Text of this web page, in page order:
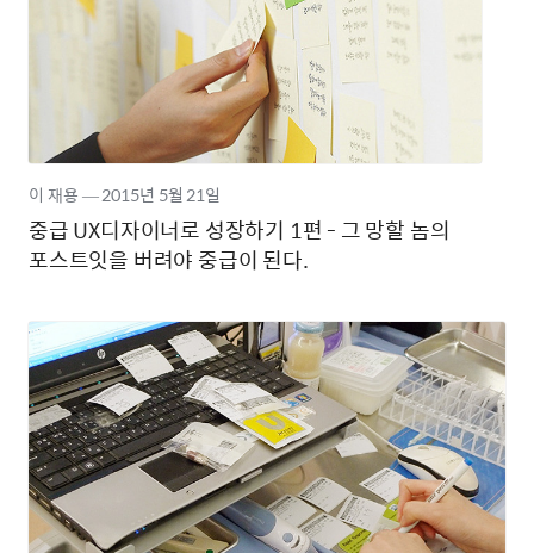
중급 UX디자이너로 성장하기 1편 - 그 망할 놈의
포스트잇을 버려야 중급이 된다.
이 재용―2015년 5월 21일